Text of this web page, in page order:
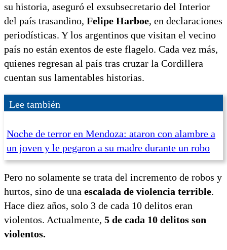
su historia, aseguró el exsubsecretario del Interior
del país trasandino, Felipe Harboe, en declaraciones
periodísticas. Y los argentinos que visitan el vecino
país no están exentos de este flagelo. Cada vez más,
quienes regresan al país tras cruzar la Cordillera
cuentan sus lamentables historias.
Lee también
Noche de terror en Mendoza: ataron con alambre a
un joven y le pegaron a su madre durante un robo
Pero no solamente se trata del incremento de robos y
hurtos, sino de una escalada de violencia terrible.
Hace diez años, solo 3 de cada 10 delitos eran
violentos. Actualmente, 5 de cada 10 delitos son
violentos.